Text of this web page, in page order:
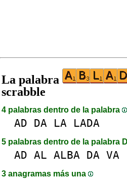
La palabra
scrabble
4 palabras dentro de la palabra
AD DA LA LADA
5 palabras dentro de la palabra
AD AL ALBA DA VA
3 anagramas más una